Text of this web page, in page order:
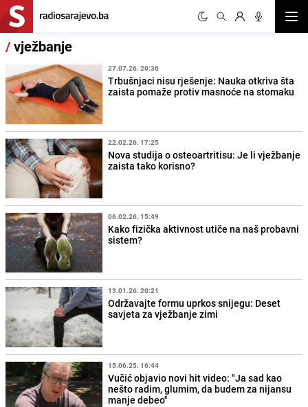
/vježbanje
27.07.26. 20:36
Trbušnjaci nisu rješenje: Nauka otkriva šta
zaista pomaže protiv masnoće na stomaku
22.02.26. 17:25
Nova studija o osteoartritisu: Je li vježbanje
zaista tako korisno?
06.02.26. 15:49
Kako fizička aktivnost utiče na naš probavni
sistem?
13.01.26. 20:21
Održavajte formu uprkos snijegu: Deset
savjeta za vježbanje zimi
15.06.25. 16:44
Vučić objavio novi hit video: "Ja sad kao
nešto radim, glumim, da budem za nijansu
manje debeo"